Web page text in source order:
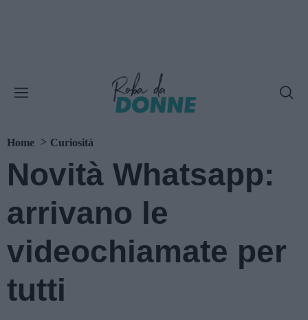
Home Curiosità
Novità Whatsapp:
arrivano le
videochiamate per
tutti